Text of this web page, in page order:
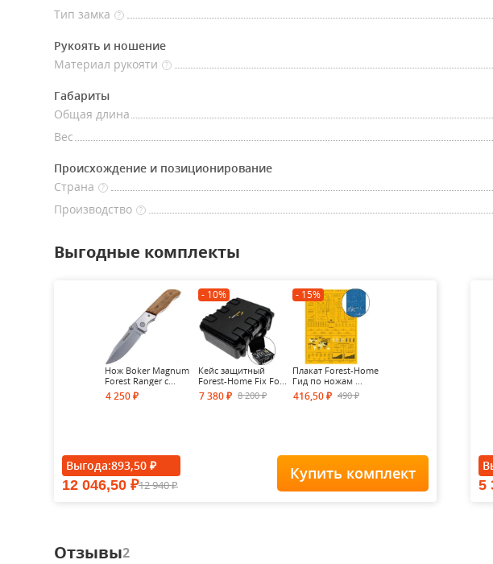
Тип замка
?
Рукоять и ношение
Материал рукояти
?
Габариты
Общая длина
Вес
Происхождение и позиционирование
Страна
?
Производство
?
Выгодные комплекты
Нож Boker Magnum
Forest Ranger с...
4 250 ₽
- 10%
Кейс защитный
Forest-Home Fix Fo...
7 380₽ 8 200₽
- 15%
Плакат Forest-Home
Гид по ножам ...
416,50 ₽ 490₽
Выгода:893,50 ₽
12 046,50 ₽12 940₽
Купить комплект
5
Отзывы2